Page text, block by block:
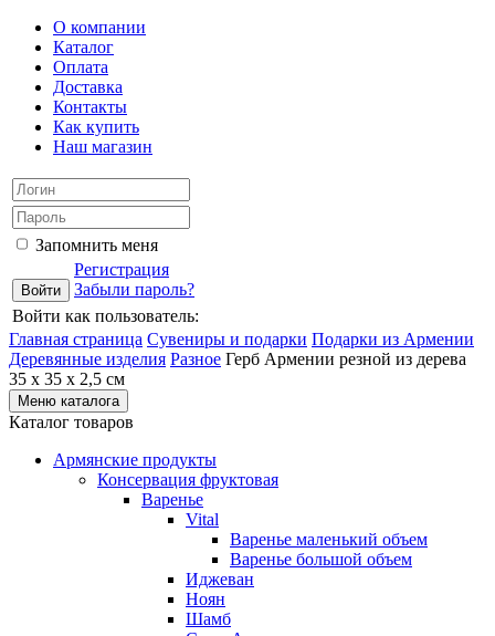
О компании
Каталог
Оплата
Доставка
Контакты
Как купить
Наш магазин
Запомнить меня
Регистрация
Забыли пароль?
Войти как пользователь:
Главная страница Сувениры и подарки Подарки из Армении
Деревянные изделия Разное Герб Армении резной из дерева
35 х 35 х 2,5 см
Меню каталога
Каталог товаров
Армянские продукты
Консервация фруктовая
Варенье
Vital
Варенье маленький объем
Варенье большой объем
Иджеван
Ноян
Шамб